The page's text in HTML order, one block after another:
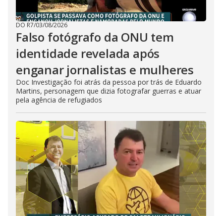
DO R7/03/08/2026
Falso fotógrafo da ONU tem
identidade revelada após
enganar jornalistas e mulheres
Doc Investigação foi atrás da pessoa por trás de Eduardo
Martins, personagem que dizia fotografar guerras e atuar
pela agência de refugiados